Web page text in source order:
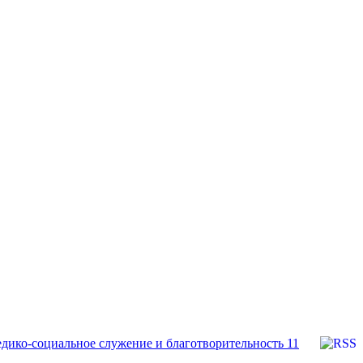
социальное служение и благотворительность 11